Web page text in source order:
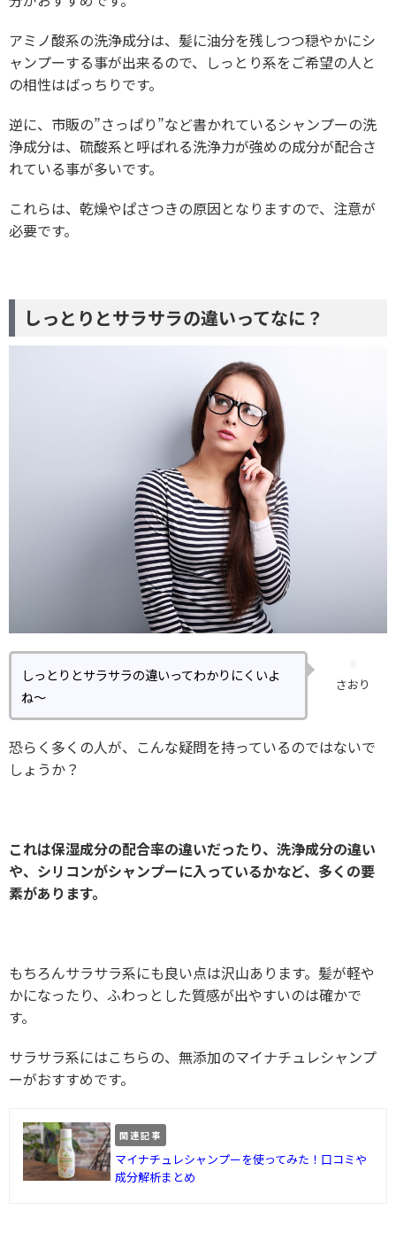
アミノ酸系の洗浄成分は、髪に油分を残しつつ穏やかにシ
ャンプーする事が出来るので、しっとり系をご希望の人と
の相性はばっちりです。
逆に、市販の”さっぱり”など書かれているシャンプーの洗
浄成分は、硫酸系と呼ばれる洗浄力が強めの成分が配合さ
れている事が多いです。
これらは、乾燥やぱさつきの原因となりますので、注意が
必要です。
しっとりとサラサラの違いってなに？
さおり
しっとりとサラサラの違いってわかりにくいよ
ね〜
恐らく多くの人が、こんな疑問を持っているのではないで
しょうか？
これは保湿成分の配合率の違いだったり、洗浄成分の違い
や、シリコンがシャンプーに入っているかなど、多くの要
素があります。
もちろんサラサラ系にも良い点は沢山あります。髪が軽や
かになったり、ふわっとした質感が出やすいのは確かで
す。
サラサラ系にはこちらの、無添加のマイナチュレシャンプ
ーがおすすめです。
関連記事
マイナチュレシャンプーを使ってみた！口コミや
成分解析まとめ